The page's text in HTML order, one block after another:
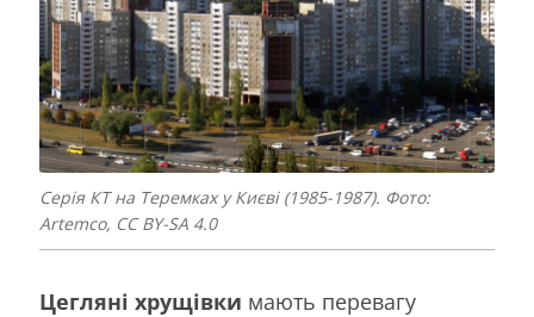
Серія КТ на Теремках у Києві (1985-1987). Фото:
Artemco, CC BY-SA 4.0
Цегляні хрущівки мають перевагу